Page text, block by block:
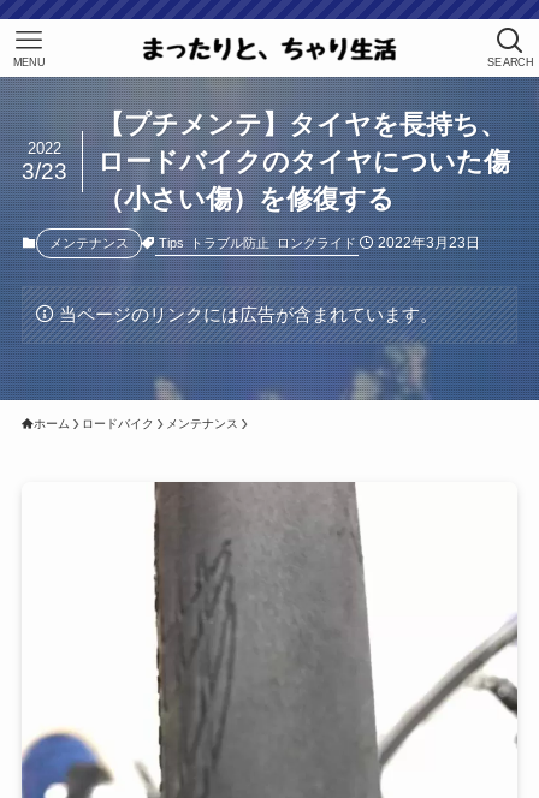
SEARCH
MENU
【プチメンテ】タイヤを長持ち、
ロードバイクのタイヤについた傷
（小さい傷）を修復する
2022
3/23
メンテナンス Tips トラブル防止 ロングライド 2022年3月23日
当ページのリンクには広告が含まれています。
ホーム ロードバイク メンテナンス